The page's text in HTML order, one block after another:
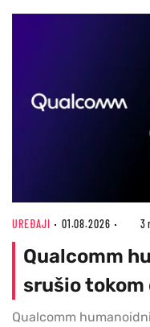
UREĐAJI 01.08.2026 3
Qualcomm
srušio
Qualcomm